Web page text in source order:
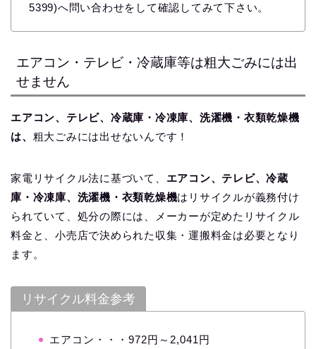
5399)へ問い合わせをして確認してみて下さい。
エアコン・テレビ・冷蔵庫等は粗大ごみには出
せません
エアコン、テレビ、冷蔵庫・冷凍庫、洗濯機・衣類乾燥機
は、 粗大ごみには出せないんです！
家電リサイクル法に基づいて、 エアコン、テレビ、冷蔵
庫・冷凍庫、洗濯機・衣類乾燥機はリサイクルが義務付け
られていて、処分の際には、メーカーが定めたリサイクル
料金と、小売店で決められた収集・運搬料金は必要となり
ます。
リサイクル料金参考
エアコン・・・972円～2,041円